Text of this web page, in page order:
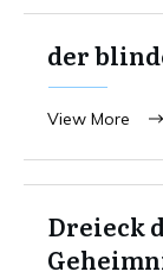
der
View More
Dreieck